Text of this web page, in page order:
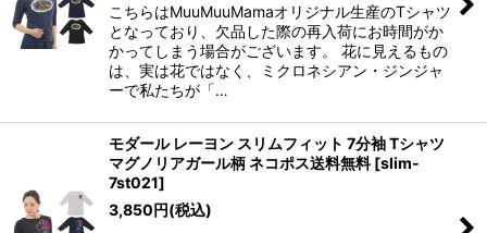
こちらはMuuMuuMamaオリジナル生産のTシャツ
となっており、欠品した際の再入荷にお時間がか
かってしまう場合がございます。 花に見えるもの
は、実は花ではなく、ミクロネシアン・ジンジャ
ーで私たちが「…
モダール レーヨン スリムフィット 7分袖 Tシャツ
マグノリアガール柄 ネコポス送料無料 [slim-
7st021]
3,850円(税込)